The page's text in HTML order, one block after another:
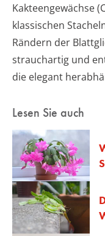
Kakteengewächse
klassischen
Rändern der
strauchartig und
die elegant
Lesen Sie auch